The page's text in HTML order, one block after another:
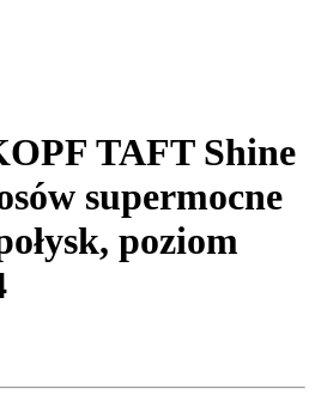
TAFT Shine
supermocne
poziom